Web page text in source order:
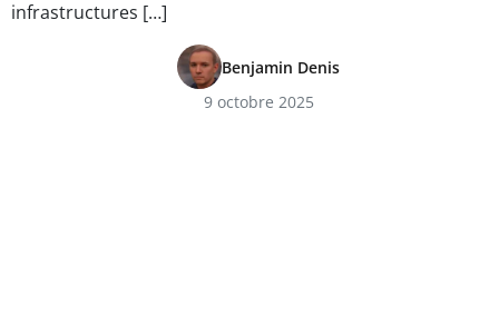
infrastructures […]
Benjamin Denis
9 octobre 2025